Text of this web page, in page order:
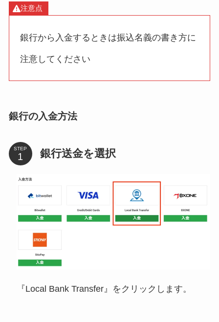
注意点
銀行から入金するときは振込名義の書き方に
注意してください
銀行の入金方法
STEP 銀行送金を選択
『Local Bank Transfer』をクリックします。